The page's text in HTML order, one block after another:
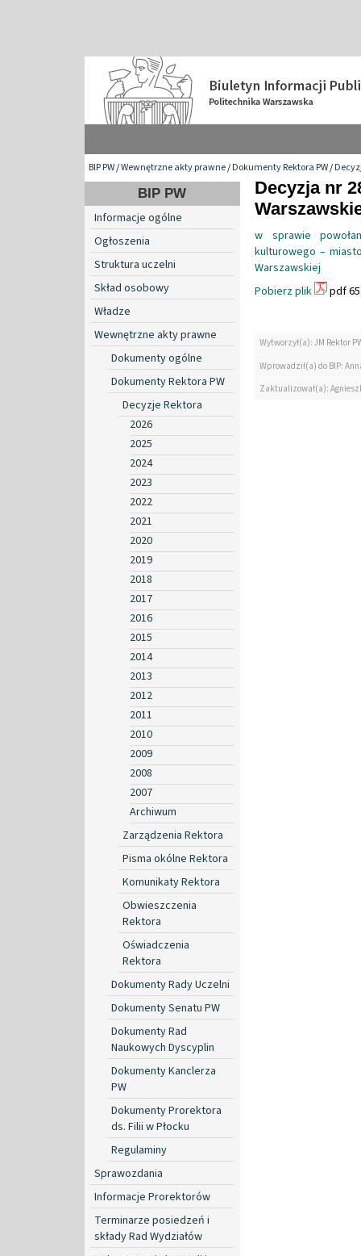
BIP PW/Wewnętrzne akty prawne/Dokumenty Rektora PW/
BIP PW
Informacje ogólne
Ogłoszenia
Struktura uczelni
Skład osobowy
Władze
Wewnętrzne akty prawne
Dokumenty ogólne
Dokumenty Rektora PW
Decyzje Rektora
2026
2025
2024
2023
2022
2021
2020
2019
2018
2017
2016
2015
2014
2013
2012
2011
2010
2009
2008
2007
Archiwum
Zarządzenia Rektora
Pisma okólne Rektora
Komunikaty Rektora
Obwieszczenia
Rektora
Oświadczenia
Rektora
Dokumenty Rady Uczelni
Dokumenty Senatu PW
Dokumenty Rad
Naukowych Dyscyplin
Dokumenty Kanclerza
PW
Dokumenty Prorektora
ds. Filii w Płocku
Regulaminy
Sprawozdania
Informacje Prorektorów
Terminarze posiedzeń i
składy Rad Wydziałów
Decyzja nr
w sprawie
kulturowego –
Warszawskiej
Pobierz plik
pdf
Wytworzył(a): JM Rektor
Wprowadził(a) do BIP:
Zaktualizował(a):